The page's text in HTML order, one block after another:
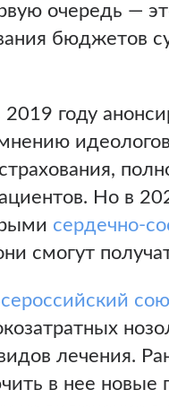
очередь —
бюджетов
году
Но в
сердечно-
смогут
лечения.
в нее